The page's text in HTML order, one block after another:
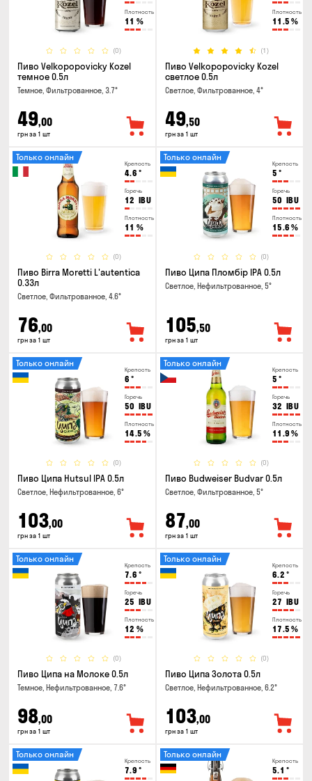
Плотность
11 %
(0)
Пиво Velkopopovicky Kozel
темное 0.5л
Темное, Фильтрованное, 3.7°
49,00
грн за 1 шт
Плотность
11.5 %
(1)
Пиво Velkopopovicky Kozel
светлое 0.5л
Светлое, Фильтрованное, 4°
49,50
грн за 1 шт
Крепость
4.6 °
Горечь
12 IBU
Плотность
11 %
(0)
Только онлайн
Пиво Birra Moretti L'autentica
0.33л
Светлое, Фильтрованное, 4.6°
76,00
грн за 1 шт
Крепость
5 °
Горечь
50 IBU
Плотность
15.6 %
(0)
Только онлайн
Пиво Ципа Пломбір IPA 0.5л
Светлое, Нефильтрованное, 5°
105,50
грн за 1 шт
Крепость
6 °
Горечь
50 IBU
Плотность
14.5 %
(0)
Только онлайн
Пиво Ципа Hutsul IPA 0.5л
Светлое, Нефильтрованное, 6°
103,00
грн за 1 шт
Крепость
5 °
Горечь
32 IBU
Плотность
11.9 %
(0)
Только онлайн
Пиво Budweiser Budvar 0.5л
Светлое, Фильтрованное, 5°
87,00
грн за 1 шт
Крепость
7.6 °
Горечь
25 IBU
Плотность
12 %
(0)
Только онлайн
Пиво Ципа на Молоке 0.5л
Темное, Нефильтрованное, 7.6°
98,00
грн за 1 шт
Крепость
6.2 °
Горечь
27 IBU
Плотность
17.5 %
(0)
Только онлайн
Пиво Ципа Золота 0.5л
Светлое, Нефильтрованное, 6.2°
103,00
грн за 1 шт
Крепость
7.9 °
Только онлайн
Крепость
5.1 °
Только онлайн